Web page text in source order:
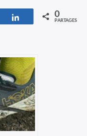
Partagez 0
PARTAGES